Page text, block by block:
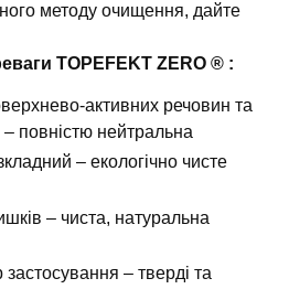
методу очищення, дайте
TOPEFEKT ZERO ® :
активних речовин та
повністю нейтральна
– екологічно чисте
– чиста, натуральна
– тверді та